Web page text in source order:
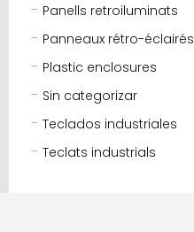
Panells retroiluminats
Panneaux rétro-éclairés
Plastic enclosures
Sin categorizar
Teclados industriales
Teclats industrials